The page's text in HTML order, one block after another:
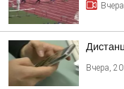
Вчера,